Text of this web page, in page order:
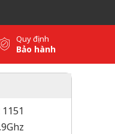
Quy định
Bảo hành